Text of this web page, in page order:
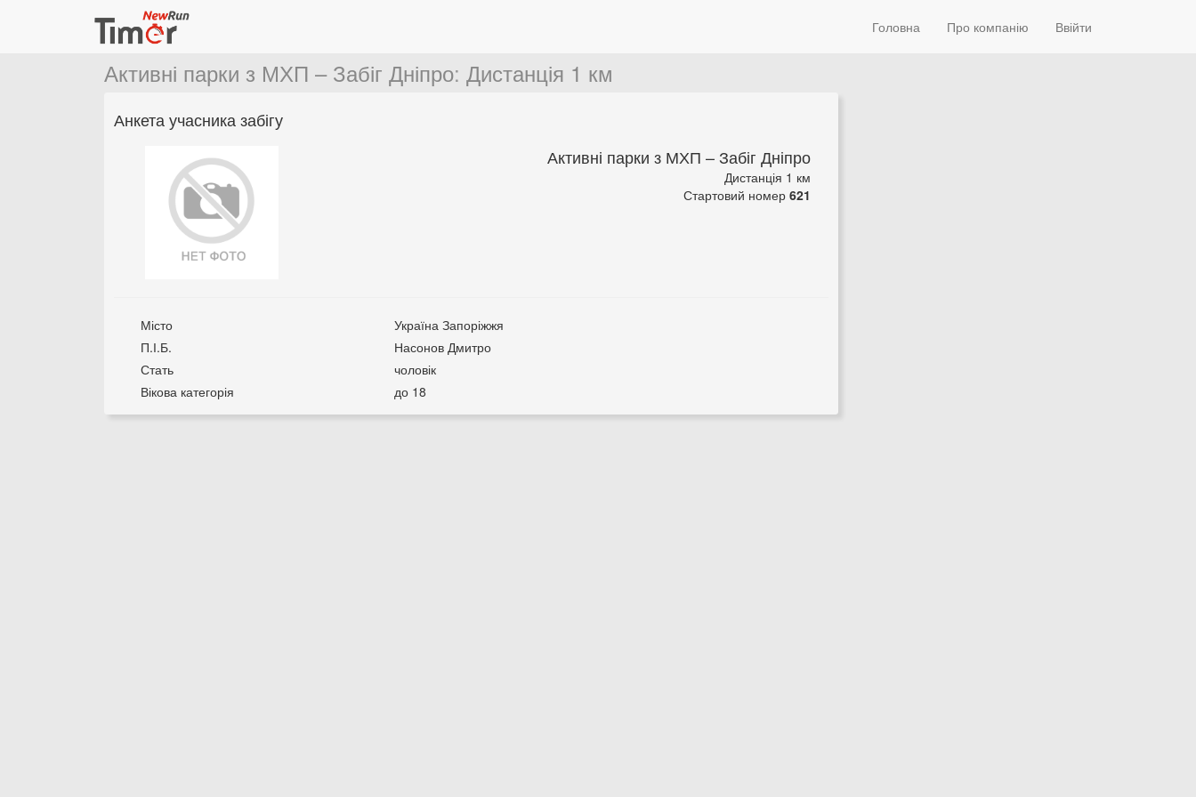
Головна Про компанію Ввійти
Активні парки з МХП – Забіг Дніпро: Дистанція 1 км
Анкета учасника забігу
Активні парки з МХП – Забіг Дніпро
Дистанція 1 км
Стартовий номер 621
Місто
Україна Запоріжжя
П.І.Б.
Насонов Дмитро
Стать
чоловік
Вікова категорія
до 18